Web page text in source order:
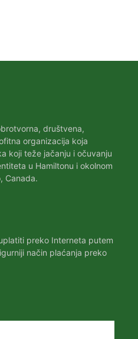
društvena,
organizacija koja
koji teže jačanju i očuvanju
u Hamiltonu i okolnom
Canada.
preko Interneta putem
način plaćanja preko